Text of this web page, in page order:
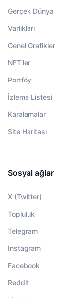
Gerçek Dünya
Varlıkları
Genel Grafikler
NFT'ler
Portföy
İzleme Listesi
Karalamalar
Site Haritası
Sosyal ağlar
X (Twitter)
Topluluk
Telegram
Instagram
Facebook
Reddit